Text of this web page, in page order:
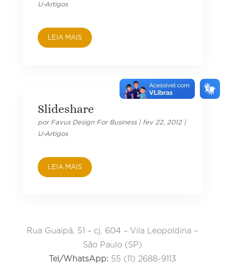
U-Artigos
LEIA MAIS
Slideshare
por Favus Design For Business| fev 22, 2012|
U-Artigos
LEIA MAIS
Rua Guaipá, 51 – cj. 604 – Vila Leopoldina –
São Paulo (SP)
Tel/WhatsApp: 55 (11) 2688-9113